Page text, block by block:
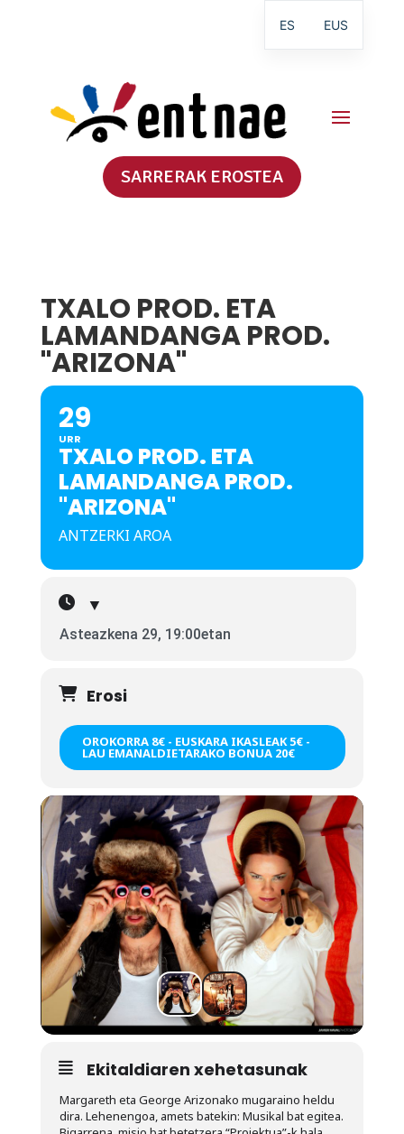
SARRERAK EROSTEA
TXALO PROD. ETA
LAMANDANGA PROD.
"ARIZONA"
29
URR
TXALO PROD. ETA
LAMANDANGA PROD.
"ARIZONA"
ANTZERKI AROA
▼
Asteazkena 29, 19:00etan
Erosi
OROKORRA 8€ - EUSKARA IKASLEAK 5€ -
LAU EMANALDIETARAKO BONUA 20€
Ekitaldiaren xehetasunak
Margareth eta George Arizonako mugaraino heldu
dira. Lehenengoa, amets batekin: Musikal bat egitea.
ES EUS